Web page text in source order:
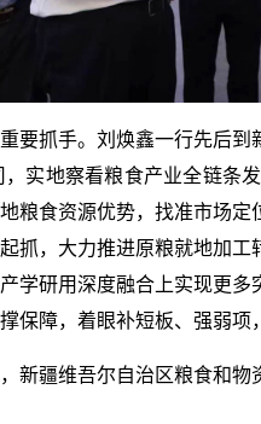
要抓手。刘焕鑫一行先后
实地察看粮食产业全链
粮食资源优势，找准市场
抓，大力推进原粮就地加
学研用深度融合上实现更
保障，着眼补短板、强弱
新疆维吾尔自治区粮食和